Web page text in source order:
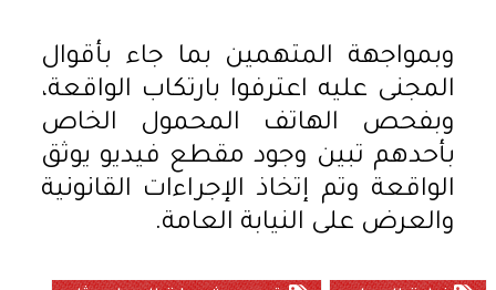
وبمواجهة المتهمين بما جاء بأقوال
المجنى عليه اعترفوا بارتكاب الواقعة،
وبفحص الهاتف المحمول الخاص
بأحدهم تبين وجود مقطع فيديو يوثق
الواقعة وتم إتخاذ الإجراءات القانونية
والعرض على النيابة العامة.